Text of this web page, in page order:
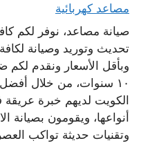
مصاعد كهربائية
صيانة مصاعد، نوفر لكم
تحديث وتوريد وصيانة
وبأقل الأسعار ونقدم
١٠ سنوات، من خلال
الكويت لديهم خبرة
أنواعها، ويقومون بصيانة
وتقنيات حديثة تواكب